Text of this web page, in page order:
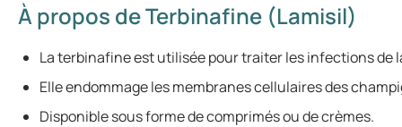
À propos de Terbinafine (Lamisil)
La terbinafine est utilisée pour traiter les infections de
Elle endommage les membranes cellulaires des
Disponible sous forme de comprimés ou de crèmes.